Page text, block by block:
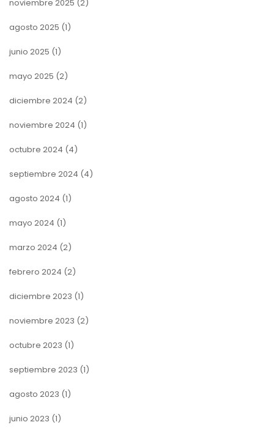
noviembre 2025 (2)
agosto 2025 (1)
junio 2025 (1)
mayo 2025 (2)
diciembre 2024 (2)
noviembre 2024 (1)
octubre 2024 (4)
septiembre 2024 (4)
agosto 2024 (1)
mayo 2024 (1)
marzo 2024 (2)
febrero 2024 (2)
diciembre 2023 (1)
noviembre 2023 (2)
octubre 2023 (1)
septiembre 2023 (1)
agosto 2023 (1)
junio 2023 (1)